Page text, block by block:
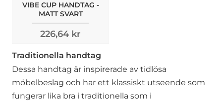
VIBE CUP HANDTAG -
MATT SVART
226,64 kr
Traditionella handtag
Dessa handtag är inspirerade av tidlösa
möbelbeslag och har ett klassiskt utseende som
fungerar lika bra i traditionella som i